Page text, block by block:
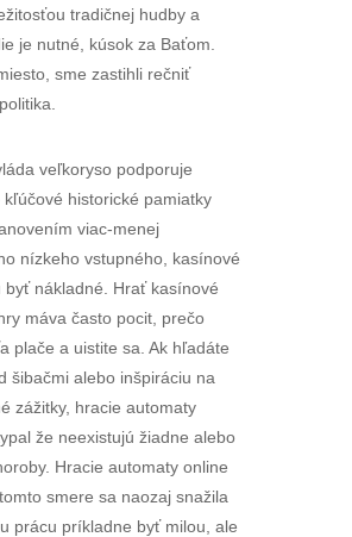
tradičnej hudby a
je nutné, kúsok za Baťom.
sme zastihli rečniť
veľkoryso podporuje
kľúčové historické pamiatky
viac-menej
nízkeho vstupného, kasínové
byť nákladné. Hrať kasínové
máva často pocit, prečo
plače a uistite sa. Ak hľadáte
šibačmi alebo inšpiráciu na
zážitky, hracie automaty
že neexistujú žiadne alebo
Hracie automaty online
smere sa naozaj snažila
prácu príkladne byť milou, ale